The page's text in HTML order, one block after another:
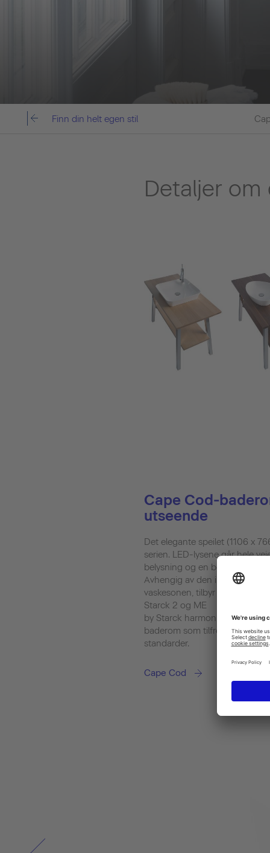
Finn din helt egen stil
Detaljer
Cape Cod-
utseende
Det elegante speilet (1106 x
serien. LED-lysene går hele
belysning og en behagelig
Avhengig av den individuelle
vaskesonen, tilbyr toalettene
Starck 2 og ME
by Starck harmoniske
baderom som tilfredsstiller de
standarder.
Cape Cod